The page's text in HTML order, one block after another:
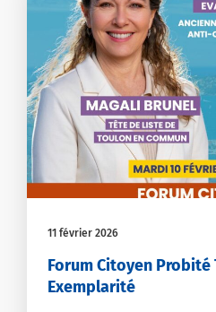
11 février 2026
Forum Citoyen Probité
Exemplarité